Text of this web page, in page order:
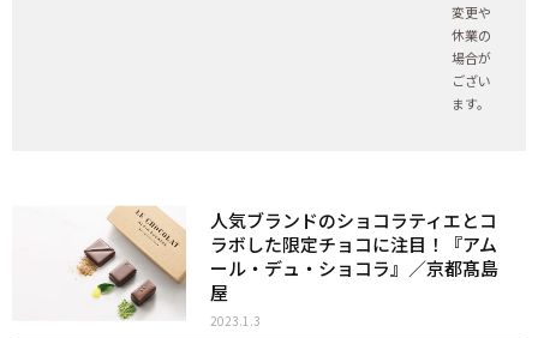
変更や
休業の
場合が
ござい
ます。
人気ブランドのショコラティエとコ
ラボした限定チョコに注目！『アム
ール・デュ・ショコラ』／京都髙島
屋
2023.1.3